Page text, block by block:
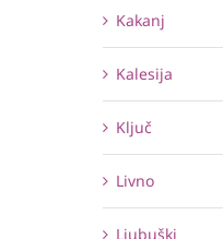
Kakanj
Kalesija
Ključ
Livno
Ljubuški